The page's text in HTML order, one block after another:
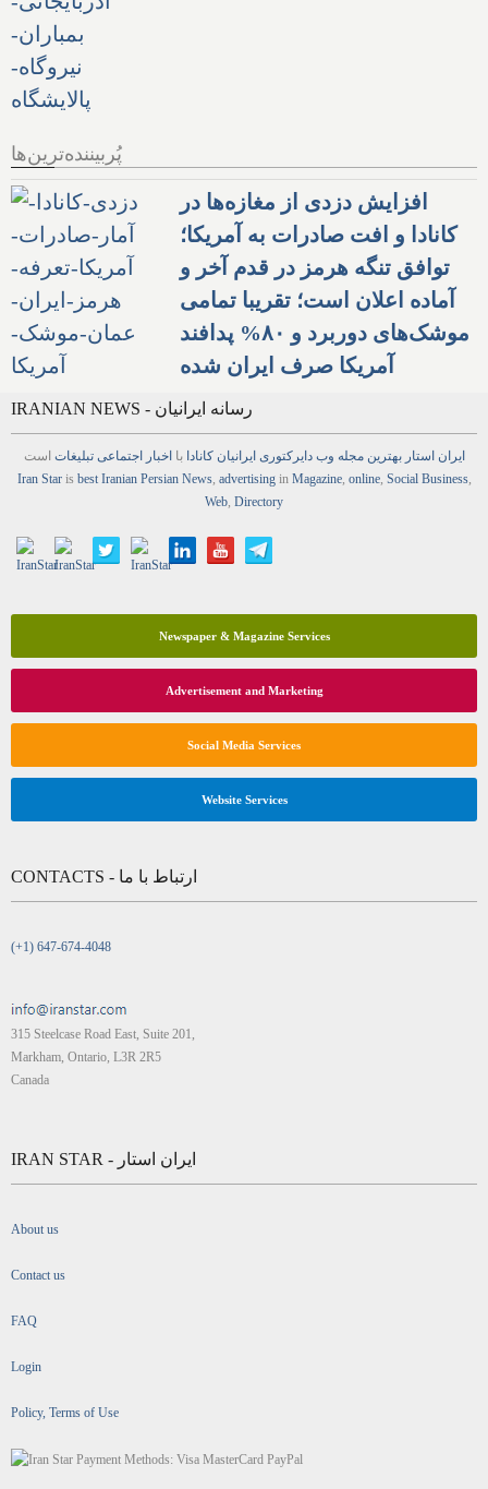
پُربیننده‌ترین‌ها
افزایش دزدی از مغازه‌ها در
کانادا و افت صادرات به آمریکا؛
توافق تنگه هرمز در قدم آخر و
آماده اعلان است؛ تقریبا تمامی
موشک‌های دوربرد و ۸۰% پدافند
آمریکا صرف ایران شده
IRANIAN NEWS - رسانه ایرانیان
ایران استار بهترین مجله وب دایرکتوری ایرانیان کانادا با اخبار اجتماعی تبلیغات است
Iran Staris best Iranian Persian News, advertisingin Magazine, online, Social Business,
Web, Directory
Newspaper & Magazine Services
Advertisement and Marketing
Social Media Services
Website Services
CONTACTS - ارتباط با ما
(+1) 647-674-4048
315 Steelcase Road East, Suite 201,
Markham, Ontario, L3R 2R5
Canada
IRAN STAR - ایران استار
About us
Contact us
FAQ
Login
Policy, Terms of Use